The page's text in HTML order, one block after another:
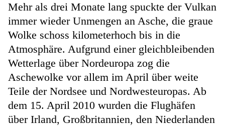
Mehr als drei Monate lang spuckte der Vulkan
immer wieder Unmengen an Asche, die graue
Wolke schoss kilometerhoch bis in die
Atmosphäre. Aufgrund einer gleichbleibenden
Wetterlage über Nordeuropa zog die
Aschewolke vor allem im April über weite
Teile der Nordsee und Nordwesteuropas. Ab
dem 15. April 2010 wurden die Flughäfen
über Irland, Großbritannien, den Niederlanden